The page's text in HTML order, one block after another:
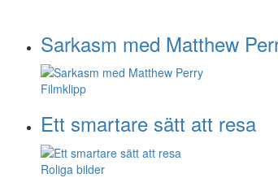
Sarkasm med Matthew
Filmklipp
Ett smartare sätt att resa
Roliga bilder